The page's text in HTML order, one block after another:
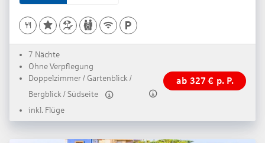
7 Nächte
Ohne Verpflegung
Doppelzimmer / Gartenblick /
Bergblick / Südseite
inkl. Flüge
ab 327 € p. P.